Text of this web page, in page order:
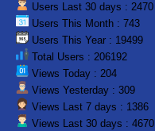
Users Last 30 days : 2470
Users This Month : 743
Users This Year : 19499
Total Users : 206192
Views Today : 204
Views Yesterday : 309
Views Last 7 days : 1386
Views Last 30 days : 4670